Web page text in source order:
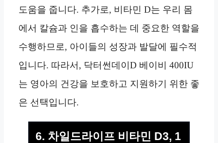
도움을 줍니다. 추가로, 비타민 D는 우리 몸
에서 칼슘과 인을 흡수하는 데 중요한 역할을
수행하므로, 아이들의 성장과 발달에 필수적
입니다. 따라서, 닥터썬데이D 베이비 400IU
는 영아의 건강을 보호하고 지원하기 위한 좋
은 선택입니다.
6. 차일드라이프 비타민 D3, 1